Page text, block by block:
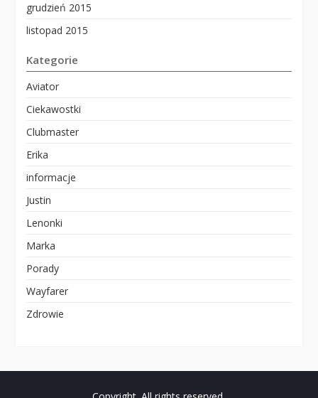
grudzień 2015
listopad 2015
Kategorie
Aviator
Ciekawostki
Clubmaster
Erika
informacje
Justin
Lenonki
Marka
Porady
Wayfarer
Zdrowie